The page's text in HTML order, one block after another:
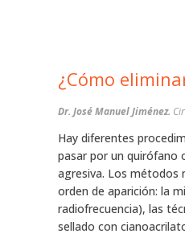
¿Cómo
Dr. José Manuel Jiménez.
Hay diferentes
pasar por un quirófano
agresiva. Los métodos
orden de aparición: la
radiofrecuencia), las
sellado con